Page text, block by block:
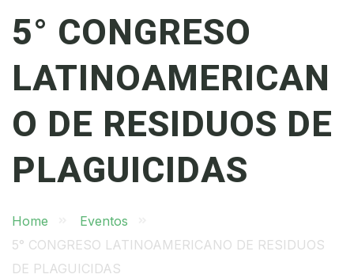
5° CONGRESO
LATINOAMERICAN
O DE RESIDUOS DE
PLAGUICIDAS
Home
Eventos
5° CONGRESO LATINOAMERICANO DE RESIDUOS
DE PLAGUICIDAS